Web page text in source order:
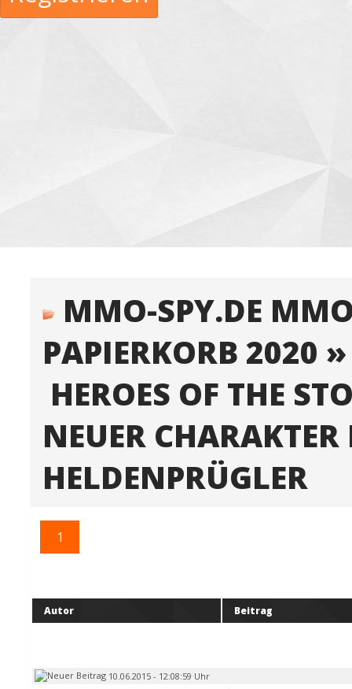
MMO-SPY.DE
PAPIERKORB 2020
HEROES OF THE
NEUER
HELDENPRÜGLER
1
Autor Beitrag
10.06.2015 - 12:08:59 Uhr